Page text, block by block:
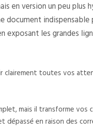
en version un peu plus
indispensable
les grandes
clairement toutes vos
mais il transforme vos
dépassé en raison des